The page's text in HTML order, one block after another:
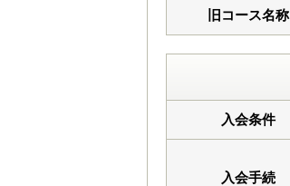
旧コース名称
入会条件
入会手続